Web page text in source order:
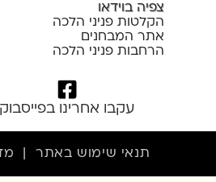
צפיה בוידאו
הקלטות פניני הלכה
אתר המבחנים
הרחבות פניני הלכה
עקבו אחרינו בפייסבוק
תנאי שימוש באתר|